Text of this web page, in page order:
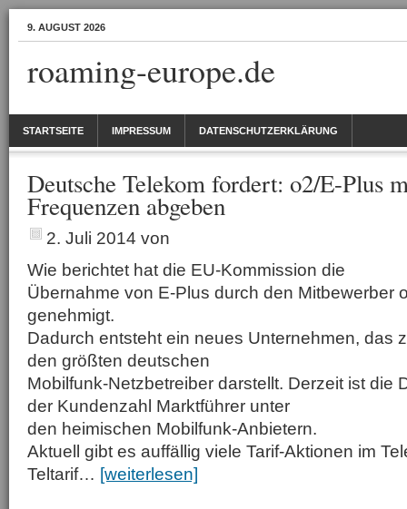
9. AUGUST 2026
roaming-europe.de
STARTSEITE IMPRESSUM DATENSCHUTZERKLÄRUNG
Deutsche Telekom fordert: o2/E-Plus
Frequenzen abgeben
2. Juli 2014 von
Wie berichtet hat die EU-Kommission die
Übernahme von E-Plus durch den Mitbewerber
genehmigt.
Dadurch entsteht ein neues Unternehmen, das
den größten deutschen
Mobilfunk-Netzbetreiber darstellt. Derzeit ist die
der Kundenzahl Marktführer unter
den heimischen Mobilfunk-Anbietern.
Aktuell gibt es auffällig viele Tarif-Aktionen im
Teltarif… [weiterlesen]